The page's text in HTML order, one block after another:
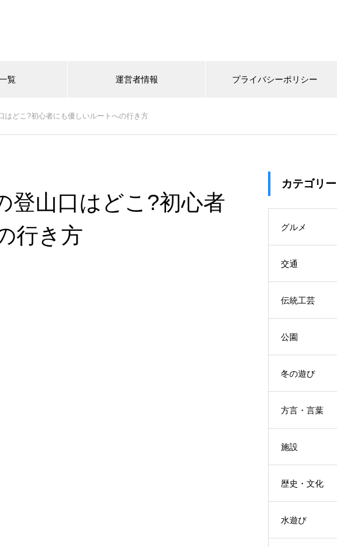
覧 運営者情報 プライバシーポリシー
はどこ?初心者にも優しいルートへの行き方
登山口はどこ?初心者
行き方
カテゴリー
グルメ
交通
伝統工芸
公園
冬の遊び
方言・言葉
施設
歴史・文化
水遊び